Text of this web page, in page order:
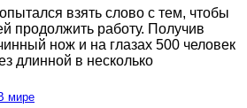
взять слово с тем, чтобы
продолжить работу. Получив
нож и на глазах 500 человек
длинной в несколько
мире